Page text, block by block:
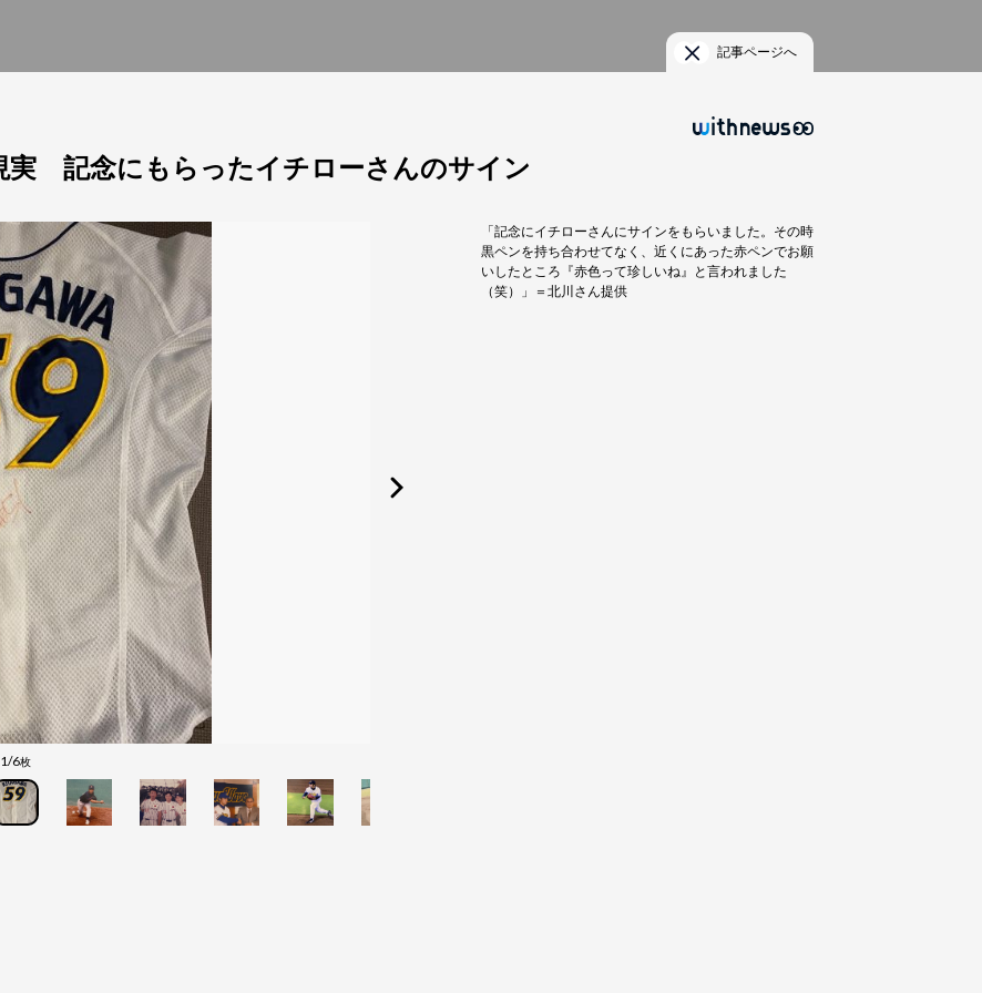
記事ページへ
実 記念にもらったイチローさんのサイン
1/6枚
「記念にイチローさんにサインをもらいました。その時
黒ペンを持ち合わせてなく、近くにあった赤ペンでお願
いしたところ『赤色って珍しいね』と言われました
（笑）」＝北川さん提供